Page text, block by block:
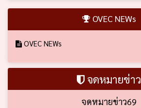
OVEC NEWs
OVEC NEWs
จดหมายข่าว
จดหมายข่าว69